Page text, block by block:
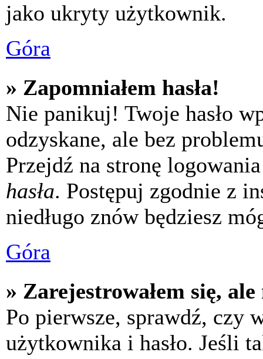
jako ukryty użytkownik.
Góra
» Zapomniałem hasła!
Nie panikuj! Twoje hasło
odzyskane, ale bez
Przejdź na stronę
hasła. Postępuj zgodnie z
niedługo znów będziesz
Góra
» Zarejestrowałem się,
Po pierwsze, sprawdź, czy
użytkownika i hasło. Jeśli